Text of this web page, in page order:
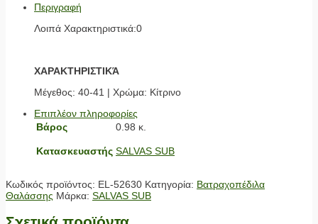
40/41
Περιγραφή
Λοιπά Χαρακτηριστικά:0
ΧΑΡΑΚΤΗΡΙΣΤΙΚΆ
Μέγεθος: 40-41 | Χρώμα: Κίτρινο
Επιπλέον πληροφορίες
Βάρος
0.98 κ.
Κατασκευαστής SALVAS SUB
Κωδικός προϊόντος: EL-52630 Κατηγορία: Βατραχοπέδιλα
Θαλάσσης Μάρκα: SALVAS SUB